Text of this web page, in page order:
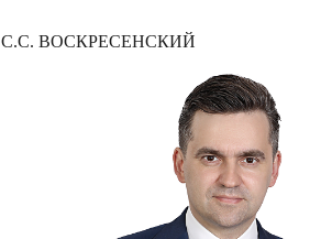
С.С. ВОСКРЕСЕНСКИЙ